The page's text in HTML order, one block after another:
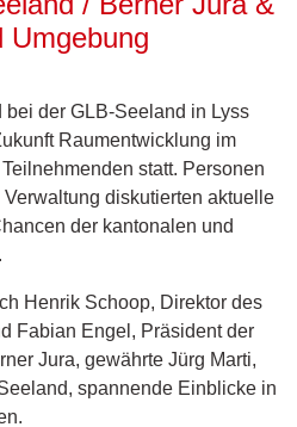
Umgebung
bei der GLB-Seeland in Lyss
Raumentwicklung im
statt. Personen
diskutierten aktuelle
der kantonalen und
Henrik Schoop, Direktor des
Fabian Engel, Präsident der
Jura, gewährte Jürg Marti,
spannende Einblicke in